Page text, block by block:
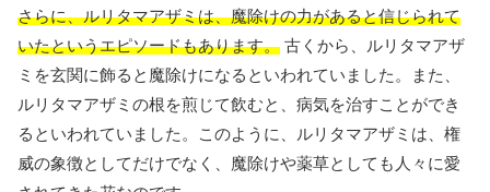
さらに、ルリタマアザミは、魔除けの力があると信じられて
いたというエピソードもあります。 古くから、ルリタマアザ
ミを玄関に飾ると魔除けになるといわれていました。また、
ルリタマアザミの根を煎じて飲むと、病気を治すことができ
るといわれていました。このように、ルリタマアザミは、権
威の象徴としてだけでなく、魔除けや薬草としても人々に愛